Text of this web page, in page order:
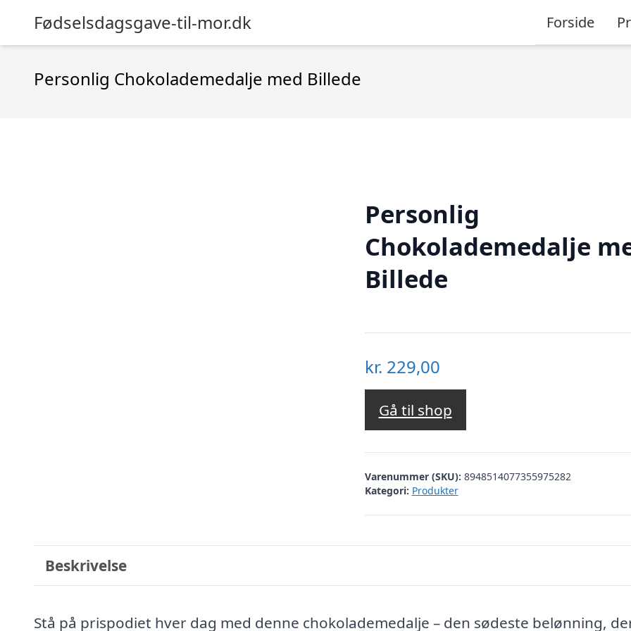
Fødselsdagsgave-til-mor.dk Forside
Personlig Chokolademedalje med Billede
Personlig
Chokolademedalje
Billede
kr. 229,00
Gå til shop
Varenummer (SKU): 8948514077355975282
Kategori: Produkter
Beskrivelse
Stå på prispodiet hver dag med denne chokolademedalje – den sødeste belønning,